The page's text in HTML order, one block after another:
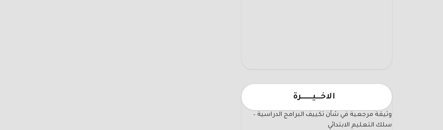
الاخـــيـــــــرة
وثيقة مرجعية في شأن تكييف البرامج الدراسية –
سلك التعليم الابتدائي